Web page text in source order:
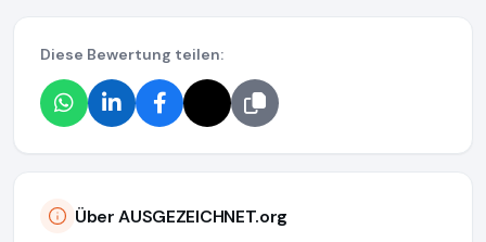
Diese Bewertung teilen:
Über AUSGEZEICHNET.org